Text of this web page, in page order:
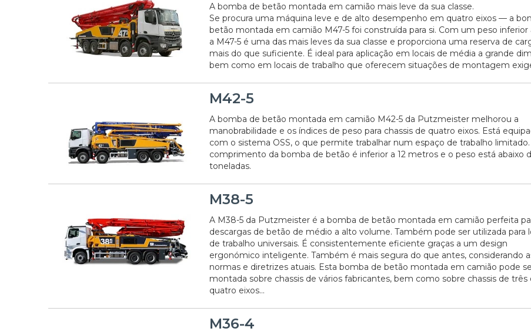
A bomba de betão montada em camião mais leve da sua classe.
Se procura uma máquina leve e de alto desempenho em quatro eixos — a
betão montada em camião M47-5 foi construída para si. Com um peso inferior
a M47-5 é uma das mais leves da sua classe e proporciona uma reserva de
mais do que suficiente. É ideal para aplicação em locais de média a grande
bem como em locais de trabalho que oferecem situações de montagem
M42-5
A bomba de betão montada em camião M42-5 da Putzmeister melhorou a
manobrabilidade e os índices de peso para chassis de quatro eixos. Está
com o sistema OSS, o que permite trabalhar num espaço de trabalho limitado.
comprimento da bomba de betão é inferior a 12 metros e o peso está abaixo
toneladas.
M38-5
A M38-5 da Putzmeister é a bomba de betão montada em camião perfeita
descargas de betão de médio a alto volume. Também pode ser utilizada para
de trabalho universais. É consistentemente eficiente graças a um design
ergonómico inteligente. Também é mais segura do que antes, considerando
normas e diretrizes atuais. Esta bomba de betão montada em camião pode
montada sobre chassis de vários fabricantes, bem como sobre chassis de três
quatro eixos...
M36-4